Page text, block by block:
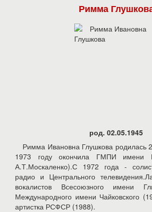
Римма
род. 02.05.1945
Римма Ивановна Глушкова родилась
1973 году окончила ГМПИ имени
А.Т.Москаленко).С 1972 года -
радио и Центрального
вокалистов Всесоюзного имени
Международного имени Чайковского
артистка РСФСР (1988).